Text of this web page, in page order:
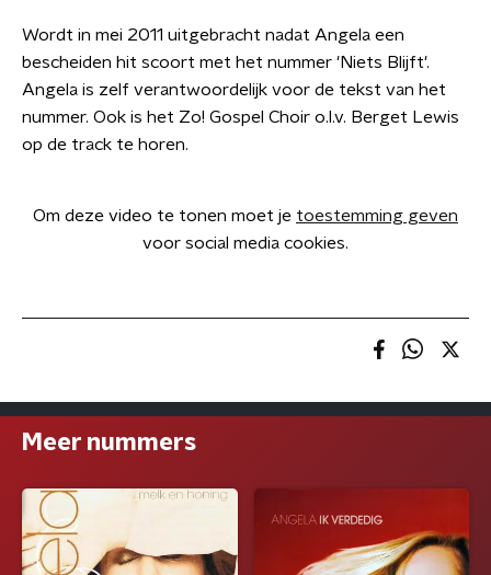
Wordt in mei 2011 uitgebracht nadat Angela een
bescheiden hit scoort met het nummer 'Niets Blijft'.
Angela is zelf verantwoordelijk voor de tekst van het
nummer. Ook is het Zo! Gospel Choir o.l.v. Berget Lewis
op de track te horen.
Om deze video te tonen moet je toestemming geven
voor social media cookies.
Meer nummers